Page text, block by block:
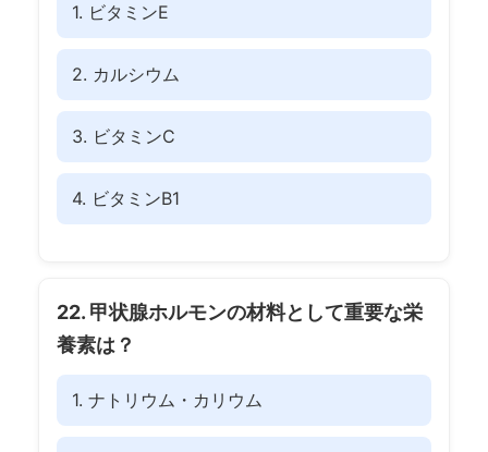
1. ビタミンE
2. カルシウム
3. ビタミンC
4. ビタミンB1
22. 甲状腺ホルモンの材料として重要な栄
養素は？
1. ナトリウム・カリウム